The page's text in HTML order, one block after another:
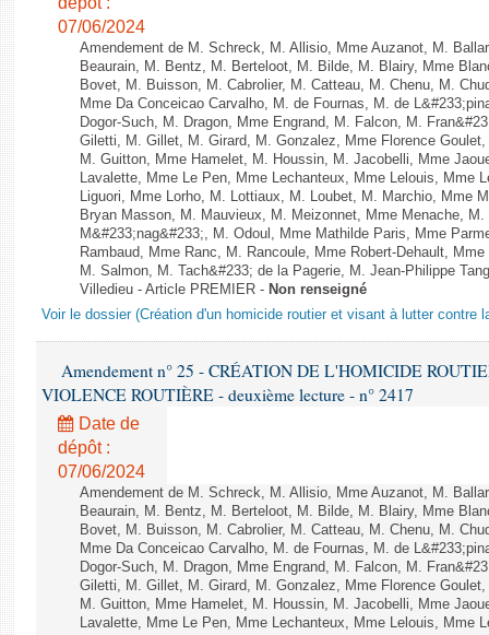
07/06/2024
Amendement de M. Schreck, M. Allisio, Mme Auzanot, M.
Beaurain, M. Bentz, M. Berteloot, M. Bilde, M. Blairy, Mme
Bovet, M. Buisson, M. Cabrolier, M. Catteau, M. Chenu, M.
Mme Da Conceicao Carvalho, M. de Fournas, M. de
Dogor-Such, M. Dragon, Mme Engrand, M. Falcon, M.
Giletti, M. Gillet, M. Girard, M. Gonzalez, Mme Florence
M. Guitton, Mme Hamelet, M. Houssin, M. Jacobelli, Mme
Lavalette, Mme Le Pen, Mme Lechanteux, Mme Lelouis, Mme
Liguori, Mme Lorho, M. Lottiaux, M. Loubet, M. Marchio, Mme
Bryan Masson, M. Mauvieux, M. Meizonnet, Mme Menache,
M&#233;nag&#233;, M. Odoul, Mme Mathilde Paris, Mme
Rambaud, Mme Ranc, M. Rancoule, Mme Robert-Dehault,
M. Salmon, M. Tach&#233; de la Pagerie, M. Jean-Philippe
Villedieu - Article PREMIER - Non renseigné
Voir le dossier (Création d'un homicide routier et visant à lutter contre
Amendement n° 25 - CRÉATION DE L'HOMICIDE
VIOLENCE ROUTIÈRE - deuxième lecture - n° 2417
Date de
dépôt :
07/06/2024
Amendement de M. Schreck, M. Allisio, Mme Auzanot, M.
Beaurain, M. Bentz, M. Berteloot, M. Bilde, M. Blairy, Mme
Bovet, M. Buisson, M. Cabrolier, M. Catteau, M. Chenu, M.
Mme Da Conceicao Carvalho, M. de Fournas, M. de
Dogor-Such, M. Dragon, Mme Engrand, M. Falcon, M.
Giletti, M. Gillet, M. Girard, M. Gonzalez, Mme Florence
M. Guitton, Mme Hamelet, M. Houssin, M. Jacobelli, Mme
Lavalette, Mme Le Pen, Mme Lechanteux, Mme Lelouis, Mme